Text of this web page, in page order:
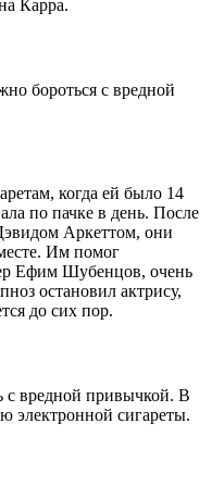
Карра.
бороться с вредной
когда ей было 14
по пачке в день. После
Аркеттом, они
Им помог
Ефим Шубенцов, очень
остановил актрису,
до сих пор.
с вредной привычкой. В
электронной сигареты.